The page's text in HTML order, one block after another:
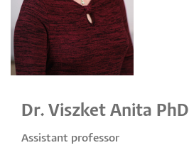
Dr. Viszket Anita PhD
Assistant professor